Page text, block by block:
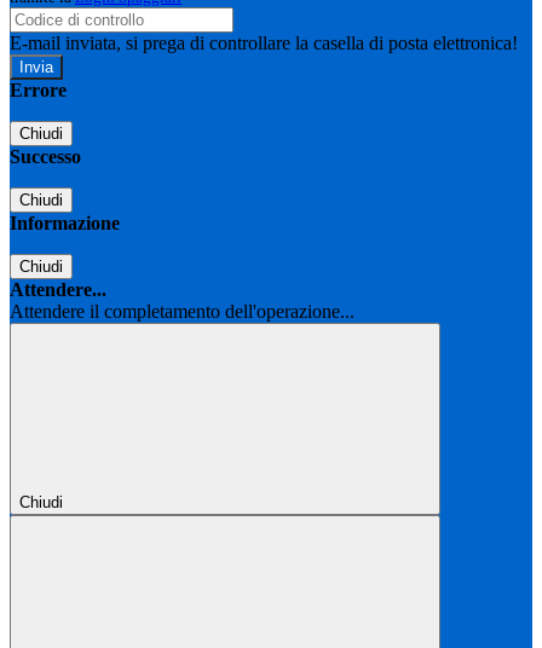
E-mail inviata, si prega di controllare la casella di posta elettronica!
Errore
Chiudi
Successo
Chiudi
Informazione
Chiudi
Attendere...
Attendere il completamento dell'operazione...
Chiudi